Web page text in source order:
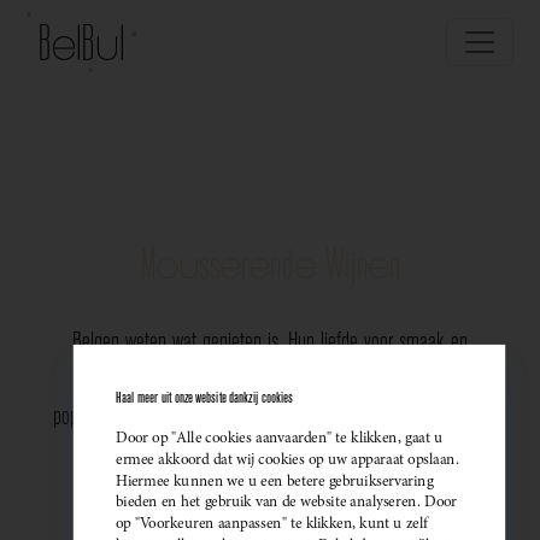
Belgen weten wat genieten is. Hun liefde voor smaak en
populariteit van Belgische mousserende wijnen. Meer dan ooit
kiezen ze bewust voor lokale bubbels — ideaal als
sprankelend aperitief of als verfijnde match bij een
gastronomisch diner. Santé!
Haal meer uit onze website dankzij cookies
Door op "Alle cookies aanvaarden" te klikken, gaat u
ermee akkoord dat wij cookies op uw apparaat opslaan.
Hiermee kunnen we u een betere gebruikservaring
bieden en het gebruik van de website analyseren. Door
op "Voorkeuren aanpassen" te klikken, kunt u zelf